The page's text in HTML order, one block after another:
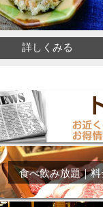
詳しくみる
食べ飲み放題｜